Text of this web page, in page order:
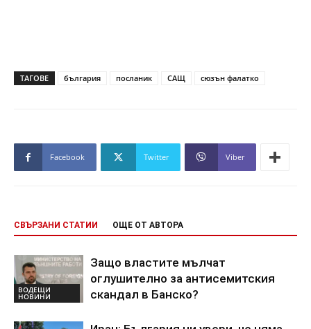
ТАГОВЕ българия посланик САЩ сюзън фалатко
Facebook Twitter Viber
СВЪРЗАНИ СТАТИИ ОЩЕ ОТ АВТОРА
ВОДЕЩИ
НОВИНИ
Защо властите мълчат
оглушително за антисемитския
скандал в Банско?